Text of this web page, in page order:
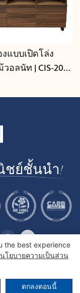
แบบเปิดโล่ง
อลนัท | CIS-207 -
ชย์ชั้นนำ!
Ltd. | แผนผังไซต์
the best experience
นโยบายความเป็นส่วน
ตกลงตอนนี้